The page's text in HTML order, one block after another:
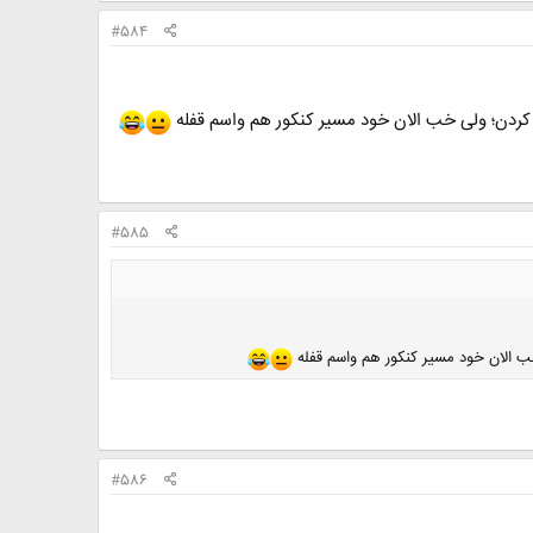
#584
ولی خب الان خود مسیر کنکور هم واسم قفله
#585
خود مسیر کنکور هم واسم قفله
#586